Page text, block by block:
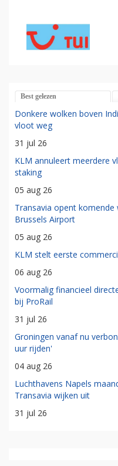
Best gelezen
Donkere wolken boven
vloot weg
31 jul 26
KLM annuleert meerdere
staking
05 aug 26
Transavia opent
Brussels Airport
05 aug 26
KLM stelt eerste
06 aug 26
Voormalig financieel
bij ProRail
31 jul 26
Groningen vanaf nu
uur rijden'
04 aug 26
Luchthavens Napels
Transavia wijken uit
31 jul 26